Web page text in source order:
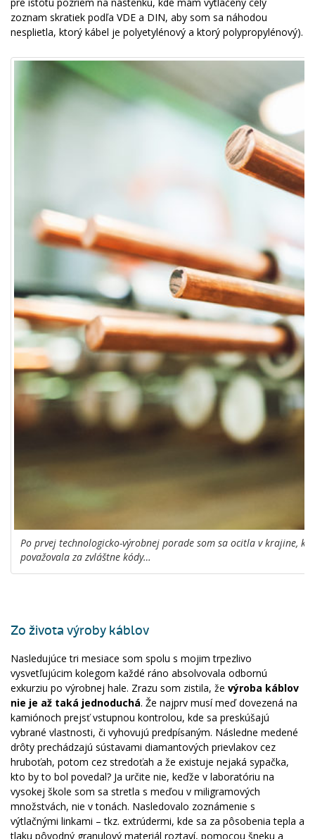
pre istotu pozriem na nástenku, kde mám vytlačený celý
zoznam skratiek podľa VDE a DIN, aby som sa náhodou
nesplietla, ktorý kábel je polyetylénový a ktorý polypropylénový).
Po prvej technologicko-výrobnej porade som sa ocitla v krajine,
považovala za zvláštne kódy…
Zo života výroby káblov
Nasledujúce tri mesiace som spolu s mojim trpezlivo
vysvetľujúcim kolegom každé ráno absolvovala odbornú
exkurziu po výrobnej hale. Zrazu som zistila, že výroba káblov
nie je až taká jednoduchá. Že najprv musí meď dovezená na
kamiónoch prejsťvstupnou kontrolou, kde sa preskúšajú
vybrané vlastnosti, či vyhovujú predpísaným. Následne medené
drôty prechádzajú sústavami diamantových prievlakov cez
hruboťah, potom cez stredoťah a že existuje nejaká sypačka,
kto by to bol povedal? Ja určite nie, keďže v laboratóriu na
vysokej škole som sa stretla s meďou v miligramových
množstvách, nie v tonách. Nasledovalo zoznámenie s
výtlačnými linkami – tkz. extrúdermi, kde sa za pôsobenia tepla a
tlaku pôvodný granulový materiál roztaví, pomocou šneku a